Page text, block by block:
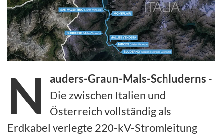
N auders-Graun-Mals-Schluderns -
Die zwischen Italien und
Österreich vollständig als
Erdkabel verlegte 220-kV-Stromleitung